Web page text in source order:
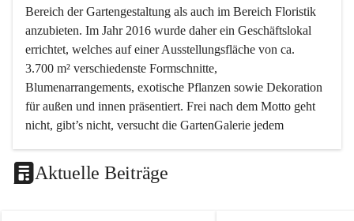
Bereich der Gartengestaltung als auch im Bereich Floristik
anzubieten. Im Jahr 2016 wurde daher ein Geschäftslokal
errichtet, welches auf einer Ausstellungsfläche von ca.
3.700 m² verschiedenste Formschnitte,
Blumenarrangements, exotische Pflanzen sowie Dekoration
für außen und innen präsentiert. Frei nach dem Motto geht
nicht, gibt’s nicht, versucht die GartenGalerie jedem
bestmöglich zu beraten, sodass jeder Besuch etwas Neues
bietet und ein Erlebnis darstellt.
Aktuelle Beiträge